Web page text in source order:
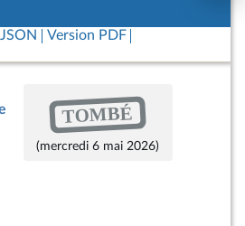
Version PDF
TOMBÉ
(mercredi 6 mai 2026)